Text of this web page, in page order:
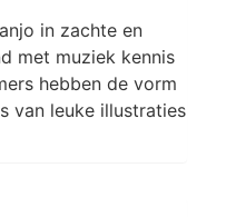
in zachte en
met muziek kennis
hebben de vorm
van leuke illustraties